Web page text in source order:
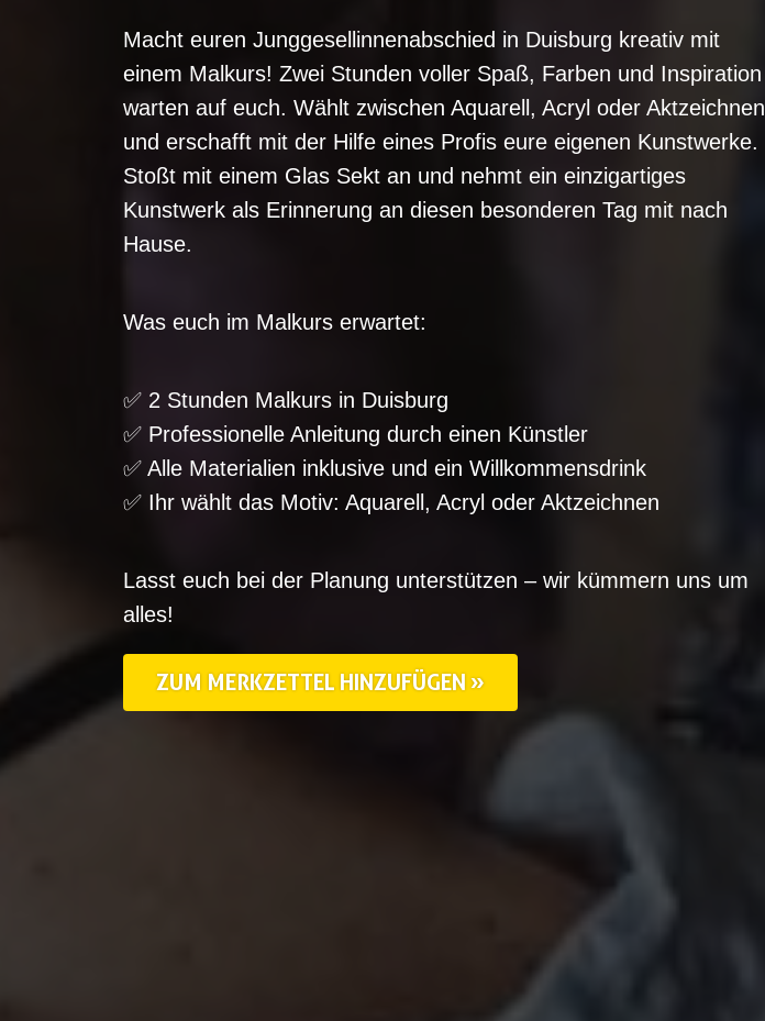
Macht euren Junggesellinnenabschied in Duisburg kreativ mit
einem Malkurs! Zwei Stunden voller Spaß, Farben und Inspiration
warten auf euch. Wählt zwischen Aquarell, Acryl oder Aktzeichnen
und erschafft mit der Hilfe eines Profis eure eigenen Kunstwerke.
Stoßt mit einem Glas Sekt an und nehmt ein einzigartiges
Kunstwerk als Erinnerung an diesen besonderen Tag mit nach
Hause.
Was euch im Malkurs erwartet:
✅ 2 Stunden Malkurs in Duisburg
✅ Professionelle Anleitung durch einen Künstler
✅ Alle Materialien inklusive und ein Willkommensdrink
✅ Ihr wählt das Motiv: Aquarell, Acryl oder Aktzeichnen
Lasst euch bei der Planung unterstützen – wir kümmern uns um
alles!
ZUM MERKZETTEL HINZUFÜGEN »